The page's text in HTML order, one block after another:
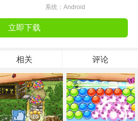
系统：Android
立即下载
相关 评论